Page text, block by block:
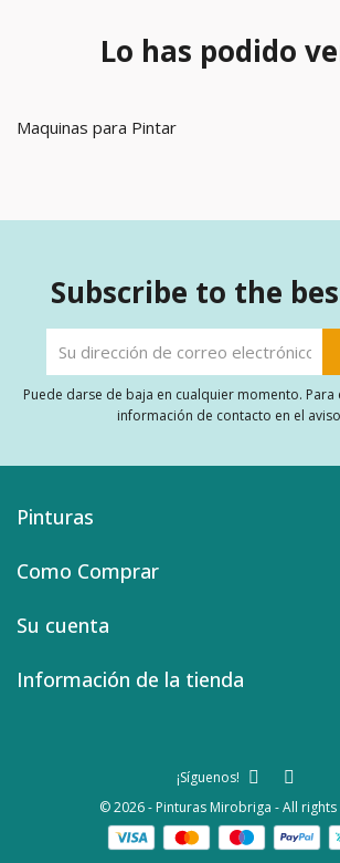
Lo has podido
Maquinas para Pintar
Subscribe to the
Puede darse de baja en cualquier momento. Para
información de contacto en el
Pinturas
Como Comprar
Su cuenta
Información de la tienda
© 2026 - Pinturas Mirobriga - All
¡Síguenos!